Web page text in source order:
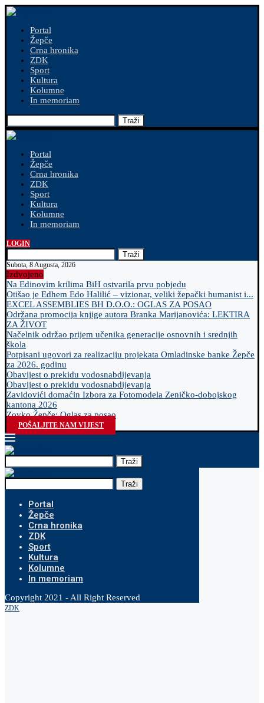
Portal
Žepče
Crna hronika
ZDK
Sport
Kultura
Kolumne
In memoriam
Traži
Portal
Žepče
Crna hronika
ZDK
Sport
Kultura
Kolumne
In memoriam
LOGIN
Traži
Subota, 8 Augusta, 2026
Izdvojeno
Na Edinovim krilima BiH ostvarila prvu pobjedu
Otišao je Edhem Edo Halilić – vizionar, veliki žepački humanist i...
EXCEL ASSEMBLIES BH D.O.O.: OGLAS ZA POSAO
Održana promocija knjige autora Branka Marijanovića: LEKTIRA
ZA ŽIVOT
Načelnik održao prijem učenika generacije osnovnih i srednjih
škola
Potpisani ugovori za realizaciju projekata Omladinske banke Žepče
za 2026. godinu
Obavijest o prekidu vodosnabdijevanja
Obavijest o prekidu vodosnabdijevanja
Zavidovići domaćin Izbora za Fotomodela Zeničko-dobojskog
kantona 2026
Zovko Žepče: Oglas za posao
POŠALJITE NAM VIJEST
Traži
Traži
Portal
Žepče
Crna hronika
ZDK
Sport
Kultura
Kolumne
In memoriam
Copyright 2021 - All Right Reserved
ZDK